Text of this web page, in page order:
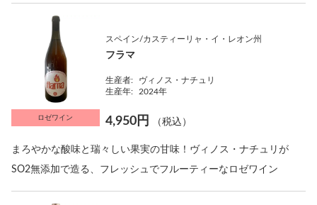
ロゼワイン
スペイン/カスティーリャ・イ・レオン州
フラマ
生産者:
ヴィノス・ナチュリ
生産年:
2024年
4,950円 （税込）
まろやかな酸味と瑞々しい果実の甘味！ヴィノス・ナチュリが
SO2無添加で造る、フレッシュでフルーティーなロゼワイン